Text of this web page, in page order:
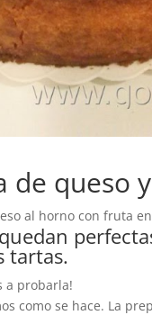
de queso
al horno con fruta
tartas.
a probarla!
como se hace. La